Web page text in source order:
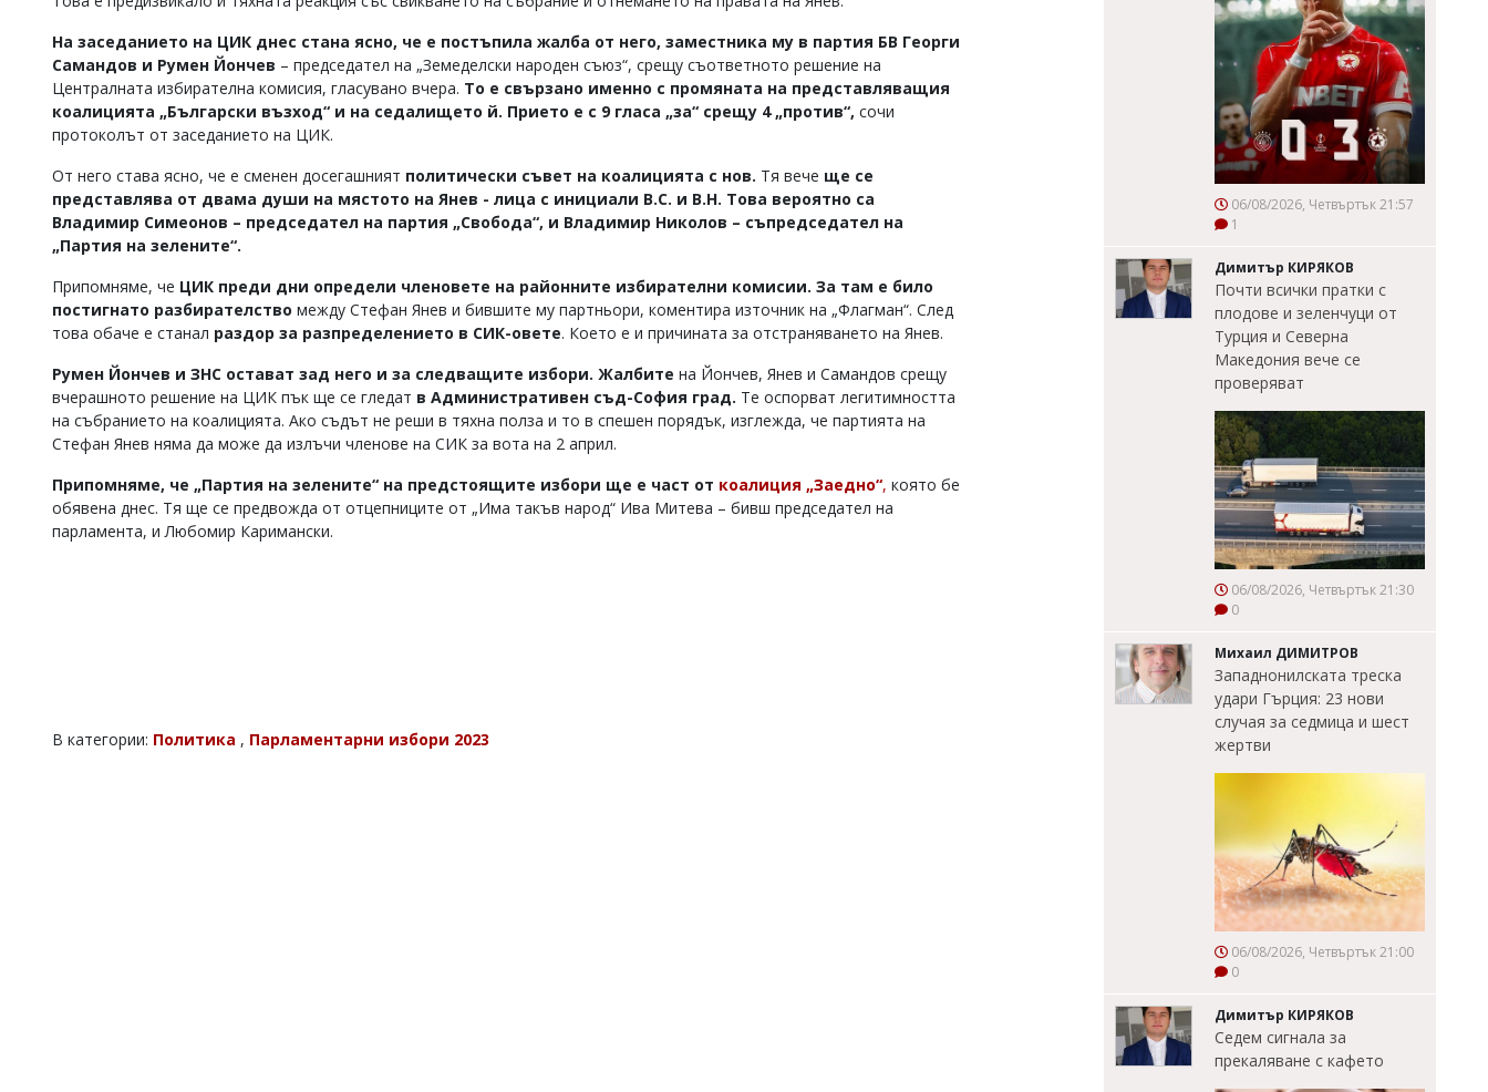
отговорност
откриете
обиден
коментар,
сигнализирайте
На заседанието на ЦИК днес стана ясно, че е постъпила жалба от него, заместника му в партия БВ Георги
Самандов и Румен Йончев – председател на „Земеделски народен съюз“, срещу съответното решение на
Централната избирателна комисия, гласувано вчера. То е свързано именно с промяната на представляващия
коалицията „Български възход“ и на седалището й. Прието е с 9 гласа „за“ срещу 4 „против“, сочи
протоколът от заседанието на ЦИК.
От него става ясно, че е сменен досегашният политически съвет на коалицията с нов. Тя вече ще се
представлява от двама души на мястото на Янев - лица с инициали В.С. и В.Н. Това вероятно са
Владимир Симеонов – председател на партия „Свобода“, и Владимир Николов – съпредседател на
„Партия на зелените“.
Припомняме, че ЦИК преди дни определи членовете на районните избирателни комисии. За там е било
постигнато разбирателство между Стефан Янев и бившите му партньори, коментира източник на „Флагман“. След
това обаче е станал раздор за разпределението в СИК-овете. Което е и причината за отстраняването на Янев.
Румен Йончев и ЗНС остават зад него и за следващите избори. Жалбите на Йончев, Янев и Самандов срещу
вчерашното решение на ЦИК пък ще се гледат в Административен съд-София град. Те оспорват легитимността
на събранието на коалицията. Ако съдът не реши в тяхна полза и то в спешен порядък, изглежда, че партията на
Стефан Янев няма да може да излъчи членове на СИК за вота на 2 април.
Припомняме, че „Партия на зелените“ на предстоящите избори ще е част от коалиция „Заедно“, която бе
обявена днес. Тя ще се предвожда от отцепниците от „Има такъв народ“ Ива Митева – бивш председател на
парламента, и Любомир Каримански.
В категории: Политика , Парламентарни избори 2023
06/08/2026, Четвъртък 21:57
1
Димитър КИРЯКОВ
Почти всички пратки с
плодове и зеленчуци от
Турция и Северна
Македония вече се
проверяват
06/08/2026, Четвъртък 21:30
0
Михаил ДИМИТРОВ
Западнонилската треска
удари Гърция: 23 нови
случая за седмица и шест
жертви
06/08/2026, Четвъртък 21:00
0
Димитър КИРЯКОВ
Седем сигнала за
прекаляване с кафето